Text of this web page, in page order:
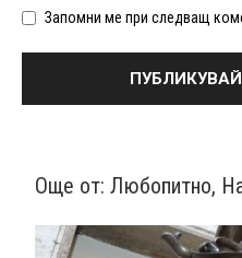
Запомни ме при следващ
Още от: Любопитно,